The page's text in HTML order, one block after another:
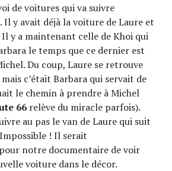
de voitures qui va suivre
y avait déjà la voiture de Laure et
y a maintenant celle de Khoi qui
le temps que ce dernier est
Du coup, Laure se retrouve
c’était Barbara qui servait de
le chemin à prendre à Michel
66 relève du miracle parfois).
au pas le van de Laure qui suit
! Il serait
notre documentaire de voir
voiture dans le décor.